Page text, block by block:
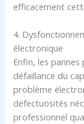
efficacement
4.
électronique
Enfin, les pannes
défaillance du
problème
défectuosités
professionnel